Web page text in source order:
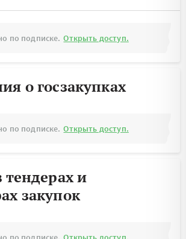
по подписке. Открыть доступ.
о госзакупках
по подписке. Открыть доступ.
тендерах и
закупок